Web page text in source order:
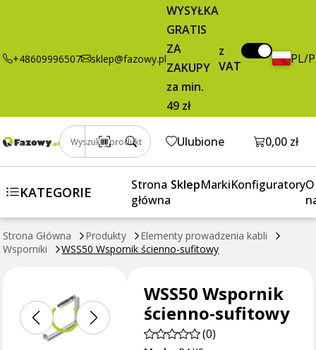
+48609996507 sklep@fazowy.pl
WYSYŁKA
GRATIS
ZA
ZAKUPY
za min.
49 zł
z
VAT
PL/
Wyszukaj produkt Ulubione Otwórz
0,00 zł
KATEGORIE
Strona
główna
SklepMarkiKonfiguratoryO
Strona Główna Produkty
Elementy prowadzenia kabli
Wsporniki
WSS50 Wspornik ścienno-sufitowy
sufitowy
brutto / szt. Dodaj do koszyka
WSS50 Wspornik
ścienno-sufitowy
(0)